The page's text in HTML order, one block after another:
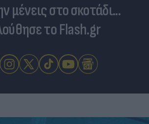
μένεις στο σκοτάδι...
το Flash.gr